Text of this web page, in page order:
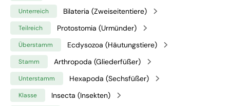
Unterreich Bilateria (Zweiseitentiere)
Teilreich Protostomia (Urmünder)
Überstamm Ecdysozoa (Häutungstiere)
Stamm Arthropoda (Gliederfüßer)
Unterstamm Hexapoda (Sechsfüßer)
Klasse Insecta (Insekten)